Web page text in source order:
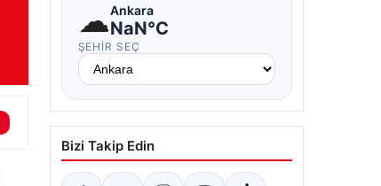
☁Ankara
NaN°C
ŞEHIR SEÇ
Bizi Takip Edin